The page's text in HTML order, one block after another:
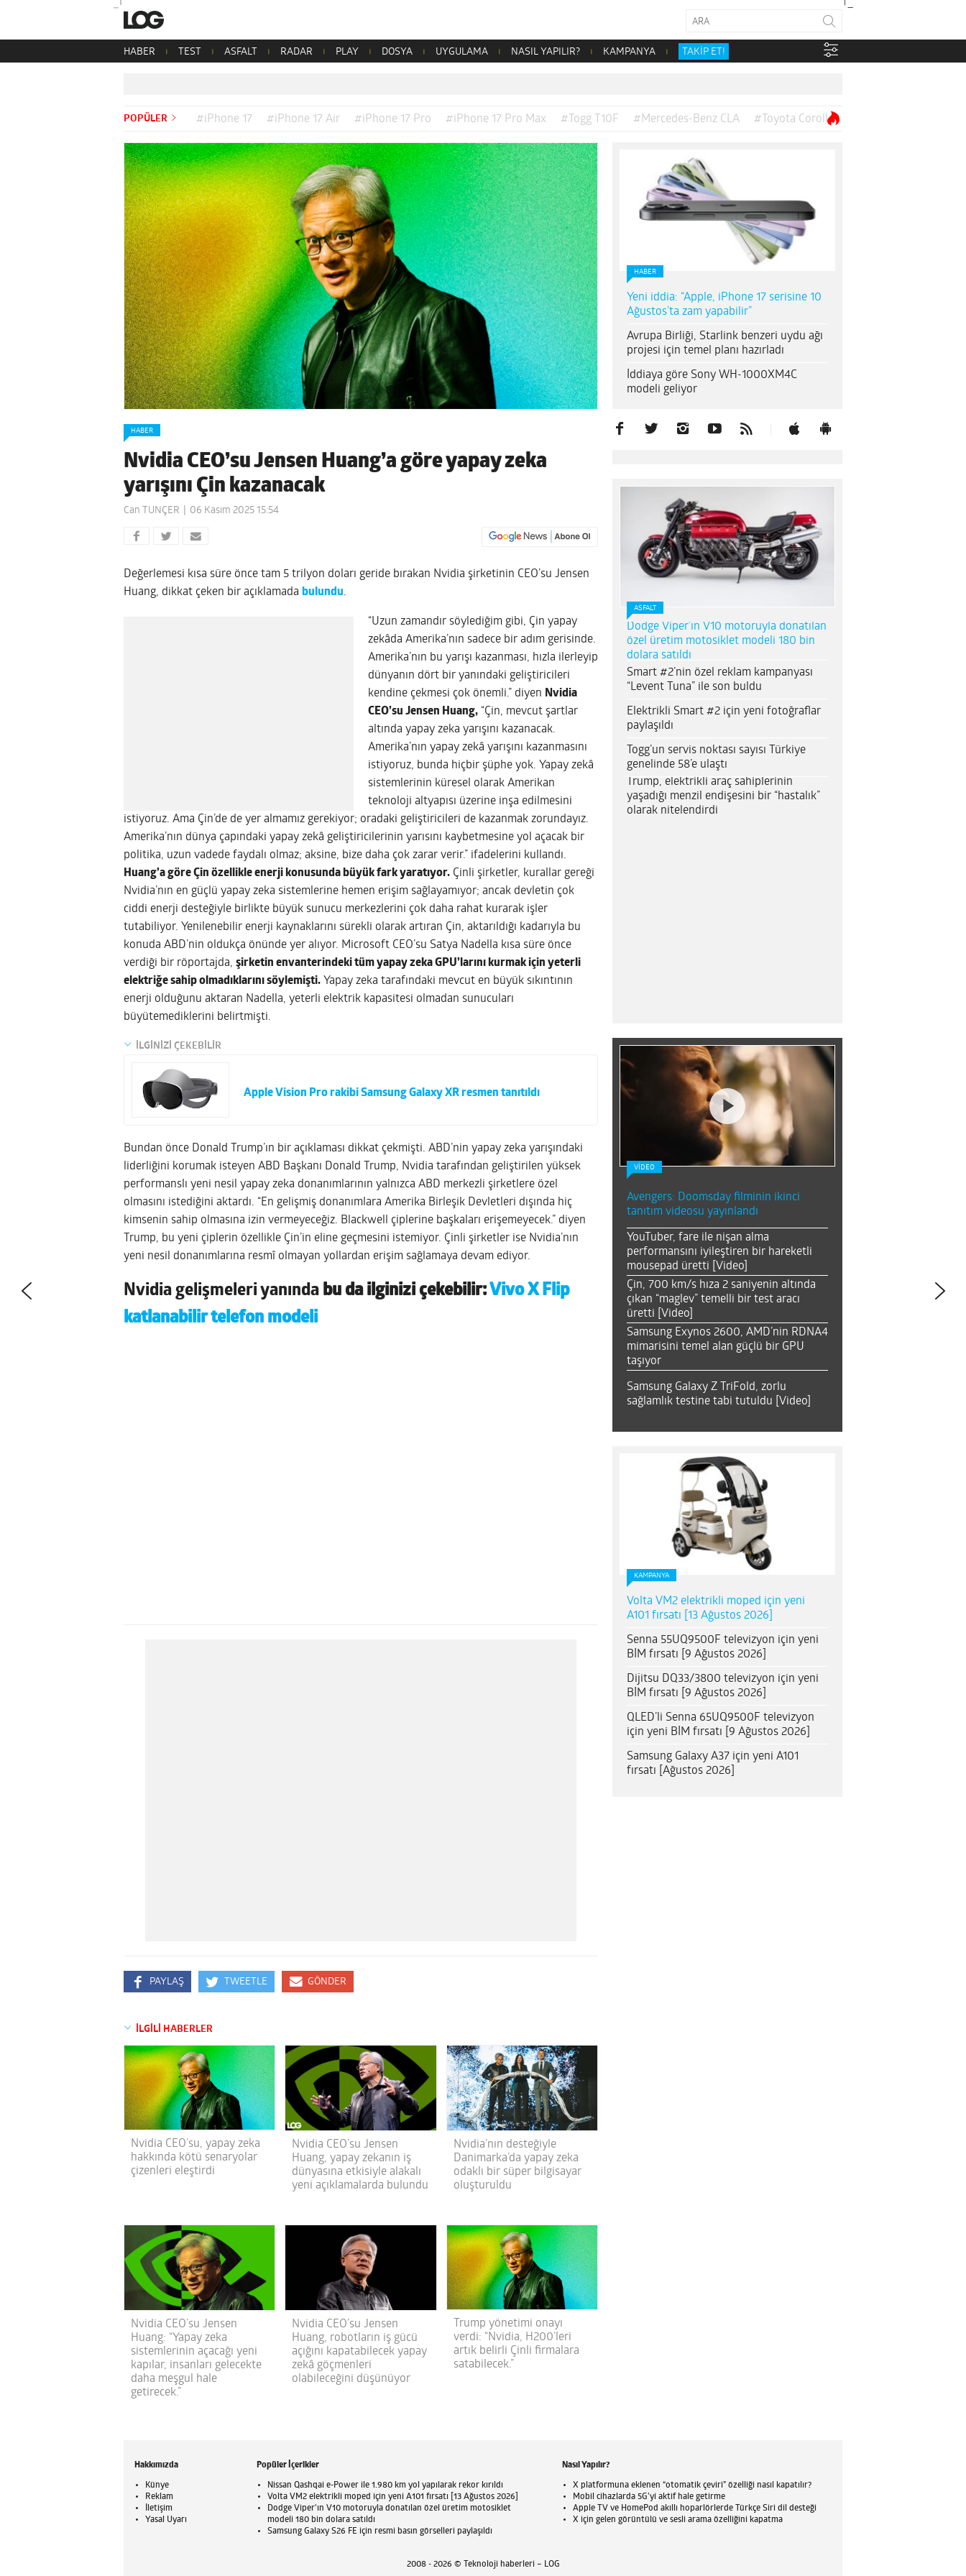
HABER TEST ASFALT RADAR PLAY DOSYA UYGULAMA NASIL YAPILIR? KAMPANYA TAKİP ET!
POPÜLER #iPhone 17 #iPhone 17 Air #iPhone 17 Pro #iPhone 17 Pro Max #Togg T10F #Mercedes-Benz CLA #Toyota Corolla
HABER
Nvidia CEO’su Jensen Huang’a göre yapay zeka
yarışını Çin kazanacak
Can TUNÇER 06 Kasım 2025 15:54
Değerlemesi kısa süre önce tam 5 trilyon doları geride bırakan Nvidia şirketinin CEO’su Jensen
Huang, dikkat çeken bir açıklamada bulundu.
“Uzun zamandır söylediğim gibi, Çin yapay
zekâda Amerika’nın sadece bir adım gerisinde.
Amerika’nın bu yarışı kazanması, hızla ilerleyip
dünyanın dört bir yanındaki geliştiricileri
kendine çekmesi çok önemli.” diyen Nvidia
CEO’su Jensen Huang, “Çin, mevcut şartlar
altında yapay zeka yarışını kazanacak.
Amerika’nın yapay zekâ yarışını kazanmasını
istiyoruz, bunda hiçbir şüphe yok. Yapay zekâ
sistemlerinin küresel olarak Amerikan
teknoloji altyapısı üzerine inşa edilmesini
istiyoruz. Ama Çin’de de yer almamız gerekiyor; oradaki geliştiricileri de kazanmak zorundayız.
Amerika’nın dünya çapındaki yapay zekâ geliştiricilerinin yarısını kaybetmesine yol açacak bir
politika, uzun vadede faydalı olmaz; aksine, bize daha çok zarar verir.” ifadelerini kullandı.
Huang’a göre Çin özellikle enerji konusunda büyük fark yaratıyor. Çinli şirketler, kurallar gereği
Nvidia’nın en güçlü yapay zeka sistemlerine hemen erişim sağlayamıyor; ancak devletin çok
ciddi enerji desteğiyle birlikte büyük sunucu merkezlerini çok daha rahat kurarak işler
tutabiliyor. Yenilenebilir enerji kaynaklarını sürekli olarak artıran Çin, aktarıldığı kadarıyla bu
konuda ABD’nin oldukça önünde yer alıyor. Microsoft CEO’su Satya Nadella kısa süre önce
verdiği bir röportajda, şirketin envanterindeki tüm yapay zeka GPU’larını kurmak için yeterli
elektriğe sahip olmadıklarını söylemişti. Yapay zeka tarafındaki mevcut en büyük sıkıntının
enerji olduğunu aktaran Nadella, yeterli elektrik kapasitesi olmadan sunucuları
büyütemediklerini belirtmişti.
İLGİNİZİ ÇEKEBİLİR
Apple Vision Pro rakibi Samsung Galaxy XR resmen tanıtıldı
Bundan önce Donald Trump’ın bir açıklaması dikkat çekmişti. ABD’nin yapay zeka yarışındaki
liderliğini korumak isteyen ABD Başkanı Donald Trump, Nvidia tarafından geliştirilen yüksek
performanslı yeni nesil yapay zeka donanımlarının yalnızca ABD merkezli şirketlere özel
olmasını istediğini aktardı. “En gelişmiş donanımlara Amerika Birleşik Devletleri dışında hiç
kimsenin sahip olmasına izin vermeyeceğiz. Blackwell çiplerine başkaları erişemeyecek.” diyen
Trump, bu yeni çiplerin özellikle Çin’in eline geçmesini istemiyor. Çinli şirketler ise Nvidia’nın
yeni nesil donanımlarına resmî olmayan yollardan erişim sağlamaya devam ediyor.
Nvidia gelişmeleri yanında bu da ilginizi çekebilir: Vivo X Flip
katlanabilir telefon modeli
PAYLAŞ TWEETLE GÖNDER
İLGİLİ HABERLER
Nvidia CEO’su, yapay zeka
hakkında kötü senaryolar
çizenleri eleştirdi
Nvidia CEO’su Jensen
Huang, yapay zekanın iş
dünyasına etkisiyle alakalı
yeni açıklamalarda bulundu
Nvidia’nın desteğiyle
Danimarka’da yapay zeka
odaklı bir süper bilgisayar
oluşturuldu
Nvidia CEO’su Jensen
Huang: “Yapay zeka
sistemlerinin açacağı yeni
kapılar, insanları gelecekte
daha meşgul hale
getirecek.”
Nvidia CEO’su Jensen
Huang, robotların iş gücü
açığını kapatabilecek yapay
zekâ göçmenleri
olabileceğini düşünüyor
Trump yönetimi onayı
verdi: “Nvidia, H200’leri
artık belirli Çinli firmalara
satabilecek.”
HABER
Yeni iddia: “Apple, iPhone 17 serisine 10
Ağustos’ta zam yapabilir”
Avrupa Birliği, Starlink benzeri uydu ağı
projesi için temel planı hazırladı
İddiaya göre Sony WH-1000XM4C
modeli geliyor
ASFALT
Dodge Viper’ın V10 motoruyla donatılan
özel üretim motosiklet modeli 180 bin
dolara satıldı
Smart #2’nin özel reklam kampanyası
“Levent Tuna” ile son buldu
Elektrikli Smart #2 için yeni fotoğraflar
paylaşıldı
Togg’un servis noktası sayısı Türkiye
genelinde 58’e ulaştı
Trump, elektrikli araç sahiplerinin
yaşadığı menzil endişesini bir “hastalık”
olarak nitelendirdi
VİDEO
Avengers: Doomsday filminin ikinci
tanıtım videosu yayınlandı
YouTuber, fare ile nişan alma
performansını iyileştiren bir hareketli
mousepad üretti [Video]
Çin, 700 km/s hıza 2 saniyenin altında
çıkan “maglev” temelli bir test aracı
üretti [Video]
Samsung Exynos 2600, AMD’nin RDNA4
mimarisini temel alan güçlü bir GPU
taşıyor
Samsung Galaxy Z TriFold, zorlu
sağlamlık testine tabi tutuldu [Video]
KAMPANYA
Volta VM2 elektrikli moped için yeni
A101 fırsatı [13 Ağustos 2026]
Senna 55UQ9500F televizyon için yeni
BİM fırsatı [9 Ağustos 2026]
Dijitsu DQ33/3800 televizyon için yeni
BİM fırsatı [9 Ağustos 2026]
QLED’li Senna 65UQ9500F televizyon
için yeni BİM fırsatı [9 Ağustos 2026]
Samsung Galaxy A37 için yeni A101
fırsatı [Ağustos 2026]
Hakkımızda
Künye
Reklam
İletişim
Yasal Uyarı
Popüler İçerikler
Nissan Qashqai e-Power ile 1.980 km yol yapılarak rekor kırıldı
Volta VM2 elektrikli moped için yeni A101 fırsatı [13 Ağustos 2026]
Dodge Viper'ın V10 motoruyla donatılan özel üretim motosiklet
modeli 180 bin dolara satıldı
Samsung Galaxy S26 FE için resmi basın görselleri paylaşıldı
Nasıl Yapılır?
X platformuna eklenen “otomatik çeviri” özelliği nasıl kapatılır?
Mobil cihazlarda 5G’yi aktif hale getirme
Apple TV ve HomePod akıllı hoparlörlerde Türkçe Siri dil desteği
X için gelen görüntülü ve sesli arama özelliğini kapatma
2008 - 2026 © Teknoloji haberleri – LOG